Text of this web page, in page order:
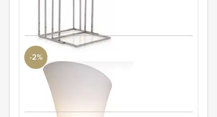
PIDE Y AHORRA
-2%
AllModern
ET2 Conico 2 Light Wall Sconce
20"x9"x3"
PIDE Y AHORRA